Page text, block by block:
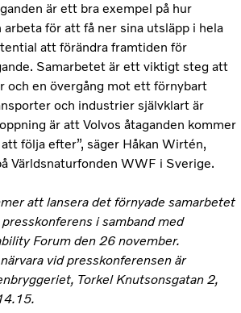
är ett bra exempel på hur
för att få ner sina utsläpp i hela
att förändra framtiden för
Samarbetet är ett viktigt steg att
och en övergång mot ett förnybart
och industrier självklart är
är att Volvos åtaganden kommer
följa efter”, säger Håkan Wirtén,
Världsnaturfonden WWF i Sverige.
att lansera det förnyade samarbetet
i samband med
Forum den 26 november.
vid presskonferensen är
Torkel Knutsonsgatan 2,